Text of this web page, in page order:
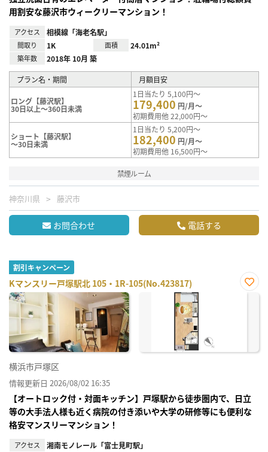
用割安な藤沢市ウィークリーマンション！
アクセス 相模線「海老名駅」
間取り 1K 面積 24.01m²
築年数 2018年 10月 築
プラン名・期間 月額目安
ロング【藤沢駅】
30日以上～360日未満
1日当たり 5,100円～
179,400 円/月～
初期費用他 22,000円～
ショート【藤沢駅】
～30日未満
1日当たり 5,200円～
182,400 円/月～
初期費用他 16,500円～
禁煙ルーム
神奈川県 藤沢市
お問合わせ 電話する
割引キャンペーン
Kマンスリー戸塚駅北 105・1R-105(No.423817)
お気
横浜市戸塚区
情報更新日 2026/08/02 16:35
【オートロック付・対面キッチン】戸塚駅から徒歩圏内で、日立
等の大手法人様も近く病院の付き添いや大学の研修等にも便利な
格安マンスリーマンション！
アクセス 湘南モノレール「富士見町駅」